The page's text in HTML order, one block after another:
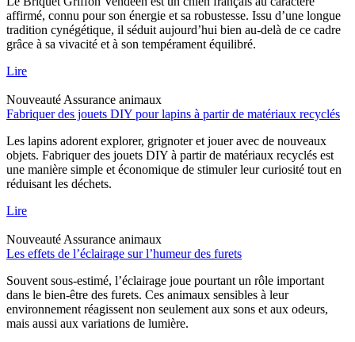
affirmé, connu pour son énergie et sa robustesse. Issu d’une longue
tradition cynégétique, il séduit aujourd’hui bien au-delà de ce cadre
grâce à sa vivacité et à son tempérament équilibré.
Lire
Nouveauté Assurance animaux
Fabriquer des jouets DIY pour lapins à partir de matériaux recyclés
Les lapins adorent explorer, grignoter et jouer avec de nouveaux
objets. Fabriquer des jouets DIY à partir de matériaux recyclés est
une manière simple et économique de stimuler leur curiosité tout en
réduisant les déchets.
Lire
Nouveauté Assurance animaux
Les effets de l’éclairage sur l’humeur des furets
Souvent sous-estimé, l’éclairage joue pourtant un rôle important
dans le bien-être des furets. Ces animaux sensibles à leur
environnement réagissent non seulement aux sons et aux odeurs,
mais aussi aux variations de lumière.